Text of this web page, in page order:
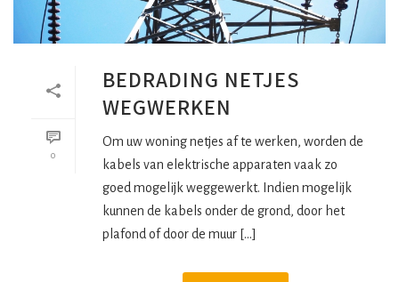
0
BEDRADING NETJES
WEGWERKEN
Om uw woning netjes af te werken, worden de
kabels van elektrische apparaten vaak zo
goed mogelijk weggewerkt. Indien mogelijk
kunnen de kabels onder de grond, door het
plafond of door de muur [...]